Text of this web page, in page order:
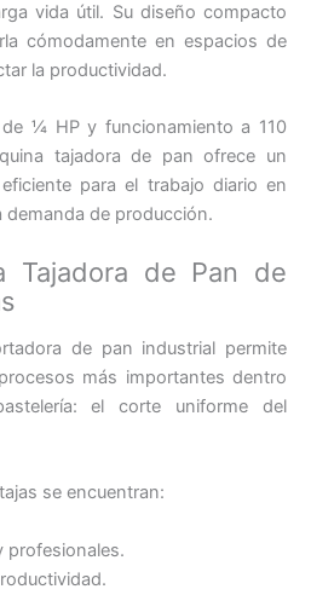
vida útil. Su diseño compacto
cómodamente en espacios de
la productividad.
¼ HP y funcionamiento a 110
tajadora de pan ofrece un
para el trabajo diario en
de producción.
Tajadora de Pan de
de pan industrial permite
más importantes dentro
el corte uniforme del
se encuentran:
profesionales.